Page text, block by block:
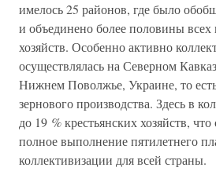
имелось 25 районов, где было
и объединено более половины всех
хозяйств. Особенно активно
осуществлялась на Северном
Нижнем Поволжье, Украине, то
зернового производства. Здесь в
до 19 %крестьянских хозяйств,
полное выполнение пятилетнего
коллективизации для всей страны.